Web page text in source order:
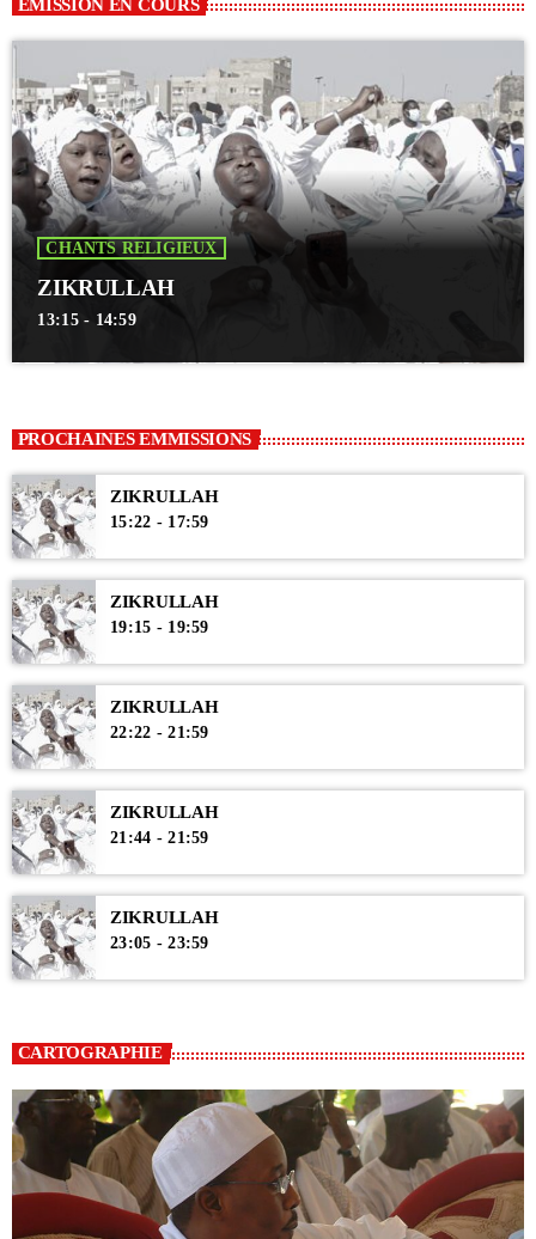
EMISSION EN COURS
CHANTS RELIGIEUX
ZIKRULLAH
13:15 - 14:59
PROCHAINES EMMISSIONS
ZIKRULLAH
15:22 - 17:59
ZIKRULLAH
19:15 - 19:59
ZIKRULLAH
22:22 - 21:59
ZIKRULLAH
21:44 - 21:59
ZIKRULLAH
23:05 - 23:59
CARTOGRAPHIE